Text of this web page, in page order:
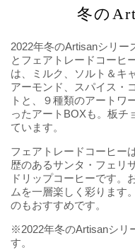
冬の
2022年冬のArtisanシリー
とフェアトレードコーヒ
は、ミルク、ソルト＆キ
アーモンド、スパイス・
トと、９種類のアートワ
ったアートBOXも。板チ
ています。
フェアトレードコーヒー
歴のあるサンタ・フェリ
ドリップコーヒーです。
ムを一層楽しく彩ります
のもおすすめです。
※2022年冬のArtisanシリ
す。